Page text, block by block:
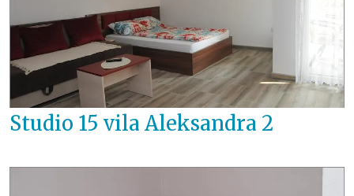
Studio 15 vila Aleksandra 2